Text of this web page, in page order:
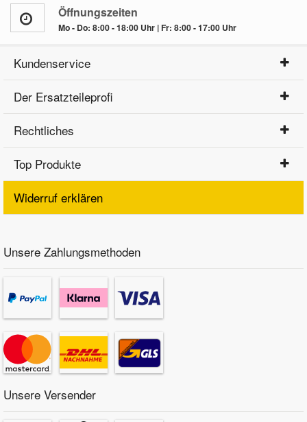
Öffnungszeiten
Mo - Do: 8:00 - 18:00 Uhr | Fr: 8:00 - 17:00 Uhr
Kundenservice
Der Ersatzteileprofi
Rechtliches
Top Produkte
Widerruf erklären
Unsere Zahlungsmethoden
Unsere Versender